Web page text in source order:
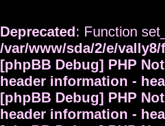
Deprecated: Function
/var/www/sda/2/e/
[phpBB Debug] PHP
header information -
[phpBB Debug] PHP
header information -